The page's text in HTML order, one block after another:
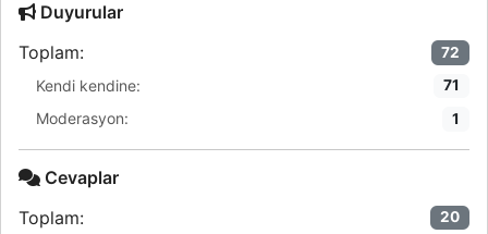
Duyurular
Toplam:
72
Kendi kendine: 71
Moderasyon: 1
Cevaplar
Toplam:
20